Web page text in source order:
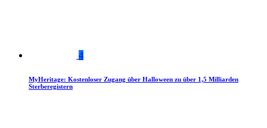
4
MyHeritage: Kostenloser Zugang über Halloween zu über 1,5 Milliarden
Sterberegistern